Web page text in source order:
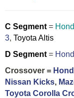
C Segment =
3, Toyota Altis
D Segment =
Crossover =
Nissan Kicks,
Toyota Corolla